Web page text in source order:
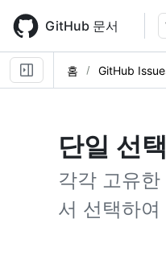
main
content
GitHub 문서
홈 GitHub
단일 선
각각 고유
서 선택하